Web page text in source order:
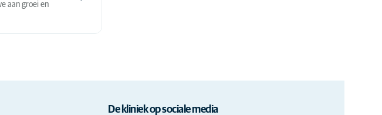
aan groei en
De kliniek op sociale media